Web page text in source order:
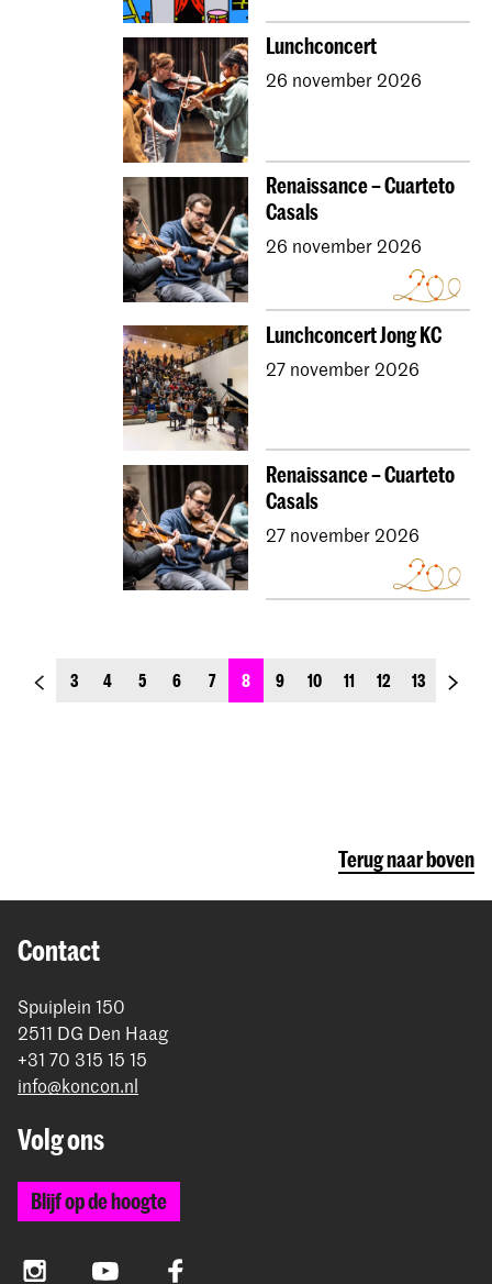
Lunchconcert
26 november 2026
Renaissance – Cuarteto
Casals
26 november 2026
Lunchconcert Jong KC
27 november 2026
Renaissance – Cuarteto
Casals
27 november 2026
previous_page
3 4 5 6 7 8 9 10 11 12 13
Terug naar boven
Contact
Spuiplein 150
2511 DG Den Haag
+31 70 315 15 15
info@koncon.nl
Volg ons
Blijf op de hoogte
InstagramYouTube Facebook